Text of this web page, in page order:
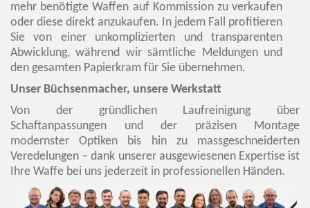
mehr benötigte Waffen auf Kommission zu verkaufen
oder diese direkt anzukaufen. In jedem Fall profitieren
Sie von einer unkomplizierten und transparenten
Abwicklung, während wir sämtliche Meldungen und
den gesamten Papierkram für Sie übernehmen.
Unser Büchsenmacher, unsere Werkstatt
Von der gründlichen Laufreinigung über
Schaftanpassungen und der präzisen Montage
modernster Optiken bis hin zu massgeschneiderten
Veredelungen – dank unserer ausgewiesenen Expertise ist
Ihre Waffe bei uns jederzeit in professionellen Händen.